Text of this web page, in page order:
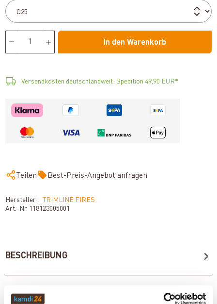
In den Warenkorb
Versandkosten deutschlandweit: Spedition 49,90 EUR*
Teilen Best-Preis-Angebot anfragen
Hersteller:
TRIMLINE FIRES
Art.-Nr. 118123005001
BESCHREIBUNG
TECHNISCHE DATEN